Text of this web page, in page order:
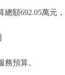
692.05萬元，
預算。